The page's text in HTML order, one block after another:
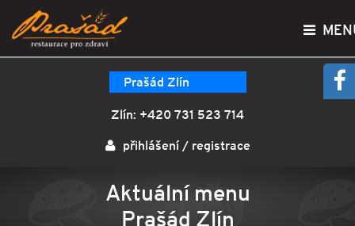
Prašád Zlín
Zlín: +420 731 523 714
přihlášení/ registrace
Aktuální menu
Prašád Zlín